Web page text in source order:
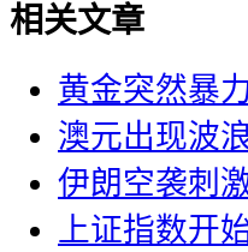
相关文章
黄金突然暴
澳元出现波
伊朗空袭刺
上证指数开